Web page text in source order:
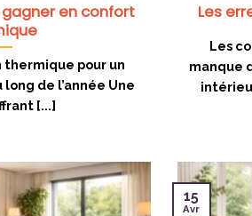
en confort
thermique pour un
de l’année Une
[...]
Les
Les
manque
15
Avr